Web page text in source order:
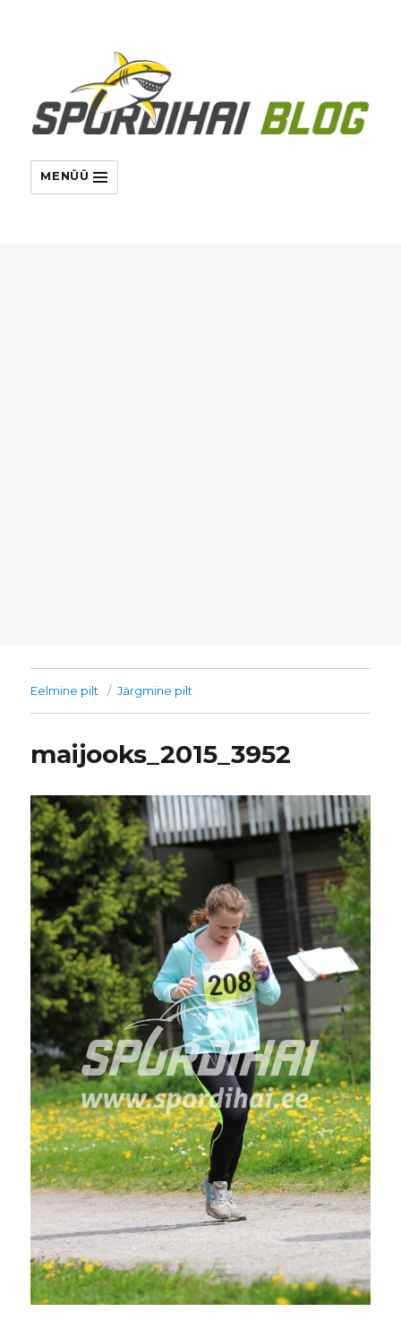
MENÜÜ
Eelmine pilt Järgmine pilt
maijooks_2015_3952